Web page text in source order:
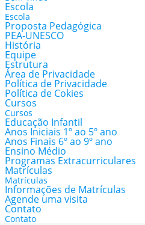
Escola
Escola
Proposta Pedagógica
PEA-UNESCO
História
Equipe
Estrutura
Área de Privacidade
Política de Privacidade
Política de Cokies
Cursos
Cursos
Educação Infantil
Anos Iniciais 1º ao 5º ano
Anos Finais 6º ao 9º ano
Ensino Médio
Programas Extracurriculares
Matrículas
Matrículas
Informações de Matrículas
Agende uma visita
Contato
Contato